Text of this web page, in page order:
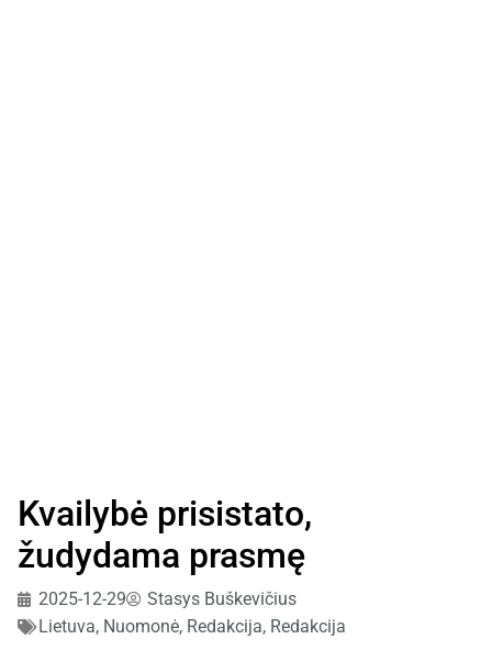
Kvailybė prisistato,
žudydama prasmę
2025-12-29
Stasys Buškevičius
Lietuva, Nuomonė, Redakcija, Redakcija